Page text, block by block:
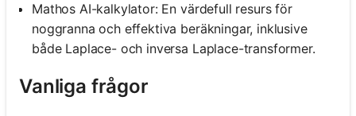
Mathos AI-kalkylator: En värdefull resurs för
noggranna och effektiva beräkningar, inklusive
både Laplace- och inversa Laplace-transformer.
Vanliga frågor